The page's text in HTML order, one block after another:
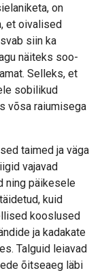
on
et oivalised
siin ka
näiteks soo-
Selleks, et
sobilikud
võsa raiumisega
taimed ja väga
vajavad
ning päikesele
kuid
kooslused
ja kadakate
Talguid leiavad
õitseaeg läbi